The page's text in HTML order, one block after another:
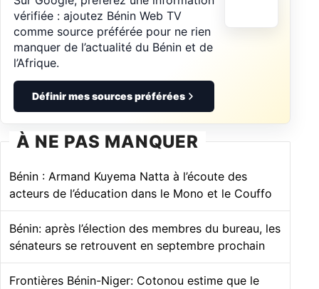
vérifiée : ajoutez Bénin Web TV
comme source préférée pour ne rien
manquer de l’actualité du Bénin et de
l’Afrique.
Définir mes sources préférées
À NE PAS MANQUER
Bénin : Armand Kuyema Natta à l’écoute des
acteurs de l’éducation dans le Mono et le Couffo
Bénin: après l’élection des membres du bureau, les
sénateurs se retrouvent en septembre prochain
Frontières Bénin-Niger: Cotonou estime que le